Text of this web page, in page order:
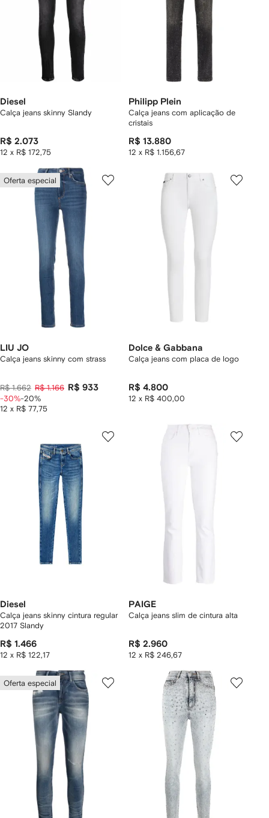
Diesel
Calça jeans skinny Slandy
R$ 2.073
12 x R$ 172,75
Philipp Plein
Calça jeans com aplicação de
cristais
R$ 13.880
12 x R$ 1.156,67
Oferta especial
LIU JO
Calça jeans skinny com strass
R$ 1.662 R$ 1.166 R$ 933
12 x R$ 77,75
-30%-20%
Dolce & Gabbana
Calça jeans com placa de logo
R$ 4.800
12 x R$ 400,00
Diesel
Calça jeans skinny cintura regular
2017 Slandy
R$ 1.466
12 x R$ 122,17
PAIGE
Calça jeans slim de cintura alta
R$ 2.960
12 x R$ 246,67
Oferta especial